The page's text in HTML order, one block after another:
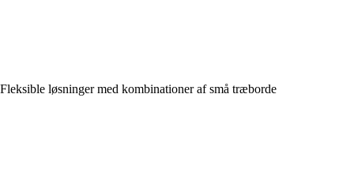
Fleksible løsninger med kombinationer af små træborde